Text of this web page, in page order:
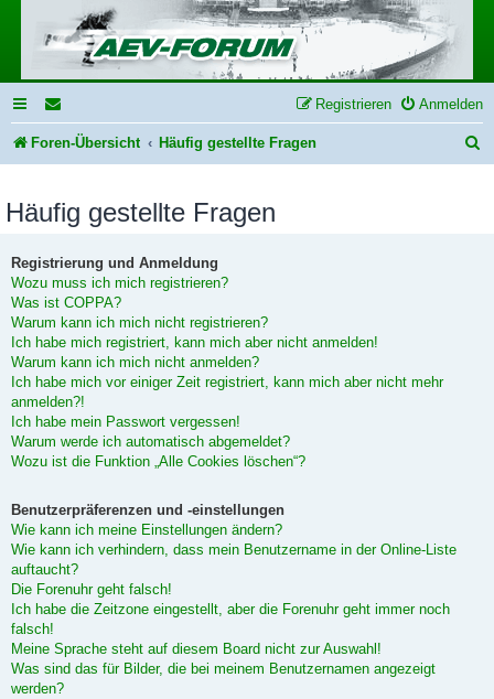
Anmelden
Registrieren
Foren-Übersicht Häufig gestellte Fragen
Häufig gestellte Fragen
Registrierung und Anmeldung
Wozu muss ich mich registrieren?
Was ist COPPA?
Warum kann ich mich nicht registrieren?
Ich habe mich registriert, kann mich aber nicht anmelden!
Warum kann ich mich nicht anmelden?
Ich habe mich vor einiger Zeit registriert, kann mich aber nicht mehr
anmelden?!
Ich habe mein Passwort vergessen!
Warum werde ich automatisch abgemeldet?
Wozu ist die Funktion „Alle Cookies löschen“?
Benutzerpräferenzen und -einstellungen
Wie kann ich meine Einstellungen ändern?
Wie kann ich verhindern, dass mein Benutzername in der Online-Liste
auftaucht?
Die Forenuhr geht falsch!
Ich habe die Zeitzone eingestellt, aber die Forenuhr geht immer noch
falsch!
Meine Sprache steht auf diesem Board nicht zur Auswahl!
Was sind das für Bilder, die bei meinem Benutzernamen angezeigt
werden?